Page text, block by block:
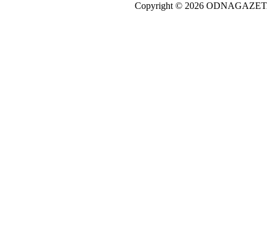
Copyright © 2026